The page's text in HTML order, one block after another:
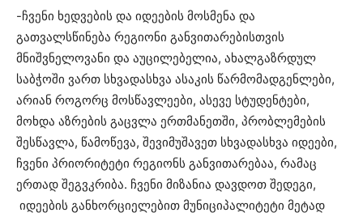
-ჩვენი ხედვების და იდეების მოსმენა და
გათვალსწინება რეგიონი განვითარებისთვის
მნიშვნელოვანი და აუცილებელია, ახალგაზრდულ
საბჭოში ვართ სხვადასხვა ასაკის წარმომადგენლები,
არიან როგორც მოსწავლეები, ასევე სტუდენტები,
მოხდა აზრების გაცვლა ერთმანეთში, პრობლემების
შესწავლა, წამოწევა, შევიმუშავეთ სხვადასხვა იდეები,
ჩვენი პრიორიტეტი რეგიონს განვითარებაა, რამაც
ერთად შეგვკრიბა. ჩვენი მიზანია დავდოთ შედეგი,
იდეების განხორციელებით მუნიციპალიტეტი მეტად